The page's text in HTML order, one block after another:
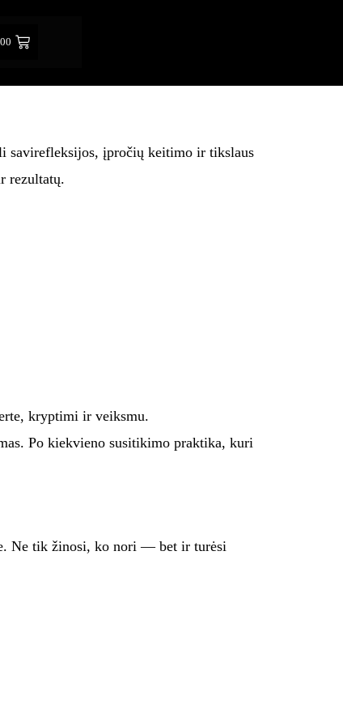
savirefleksijos, įpročių keitimo ir tikslaus
rezultatų.
kryptimi ir veiksmu.
Po kiekvieno susitikimo praktika, kuri
Ne tik žinosi, ko nori — bet ir turėsi